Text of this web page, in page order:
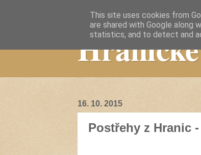
16. 10. 2015
Postřehy z Hranic -
This site uses cookies from
are shared with Google along
statistics, and to detect and